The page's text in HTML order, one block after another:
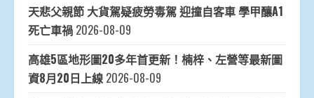
天悲父親節 大貨駕疑疲勞毒駕 迎撞自客車 學甲釀A1
死亡車禍 2026-08-09
高雄5區地形圖20多年首更新！楠梓、左營等最新圖
資8月20日上線 2026-08-09